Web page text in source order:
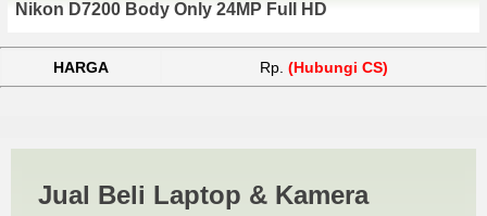
Nikon D7200 Body Only 24MP Full HD
HARGA Rp. (Hubungi CS)
Jual Beli Laptop & Kamera